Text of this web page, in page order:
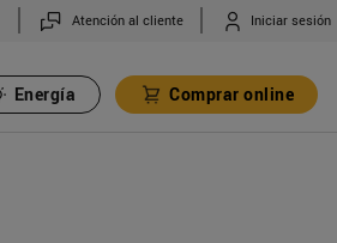
Atención al cliente Iniciar sesión
Energía Comprar online